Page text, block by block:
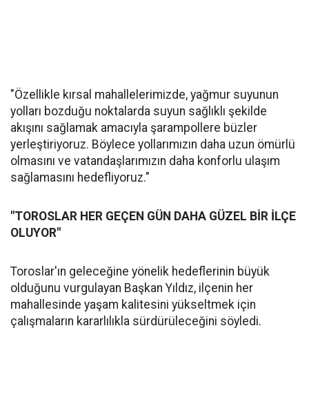
"Özellikle kırsal mahallelerimizde, yağmur suyunun
yolları bozduğu noktalarda suyun sağlıklı şekilde
akışını sağlamak amacıyla şarampollere büzler
yerleştiriyoruz. Böylece yollarımızın daha uzun ömürlü
olmasını ve vatandaşlarımızın daha konforlu ulaşım
sağlamasını hedefliyoruz."
"TOROSLAR HER GEÇEN GÜN DAHA GÜZEL BİR İLÇE
OLUYOR"
Toroslar'ın geleceğine yönelik hedeflerinin büyük
olduğunu vurgulayan Başkan Yıldız, ilçenin her
mahallesinde yaşam kalitesini yükseltmek için
çalışmaların kararlılıkla sürdürüleceğini söyledi.